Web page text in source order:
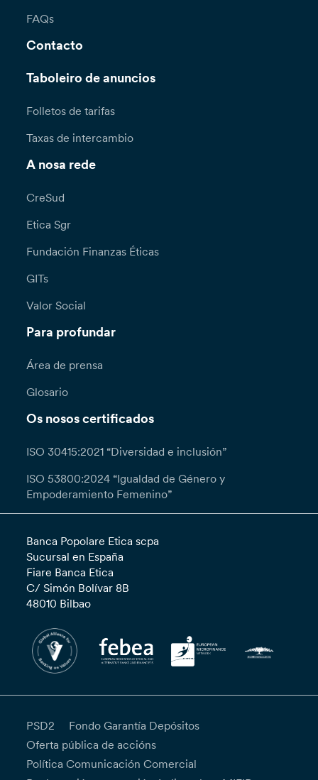
FAQs
Contacto
Taboleiro de anuncios
Folletos de tarifas
Taxas de intercambio
A nosa rede
CreSud
Etica Sgr
Fundación Finanzas Éticas
GITs
Valor Social
Para profundar
Área de prensa
Glosario
Os nosos certificados
ISO 30415:2021 “Diversidad e inclusión”
ISO 53800:2024 “Igualdad de Género y
Empoderamiento Femenino”
Banca Popolare Etica scpa
Sucursal en España
Fiare Banca Etica
C/ Simón Bolívar 8B
48010 Bilbao
PSD2
Fondo Garantía Depósitos
Oferta pública de accións
Política Comunicación Comercial